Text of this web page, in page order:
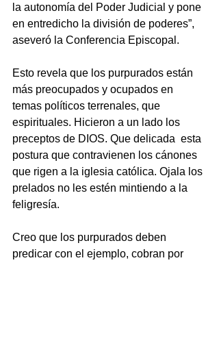
la autonomía del Poder Judicial y pone
en entredicho la división de poderes”,
aseveró la Conferencia Episcopal.
Esto revela que los purpurados están
más preocupados y ocupados en
temas políticos terrenales, que
espirituales. Hicieron a un lado los
preceptos de DIOS. Que delicada  esta
postura que contravienen los cánones
que rigen a la iglesia católica. Ojala los
prelados no les estén mintiendo a la
feligresía.
Creo que los purpurados deben
predicar con el ejemplo, cobran por